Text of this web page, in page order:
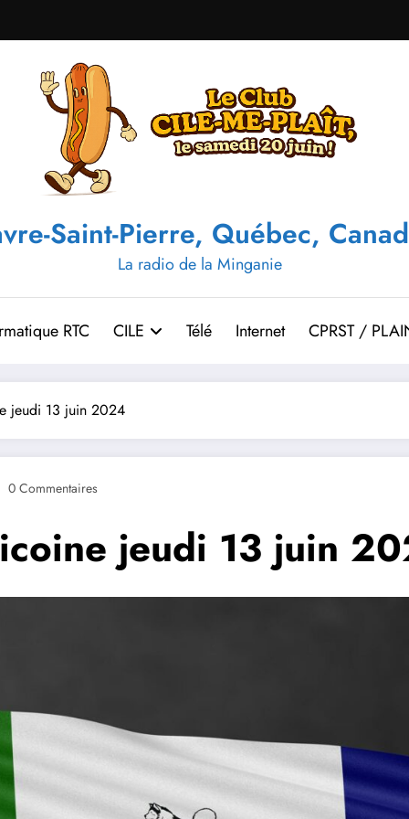
Saint-Pierre, Québec,
La radio de la Minganie
RTC CILE Télé Internet CPRST /
jeudi 13 juin 2024
0 Commentaires
jeudi 13 juin